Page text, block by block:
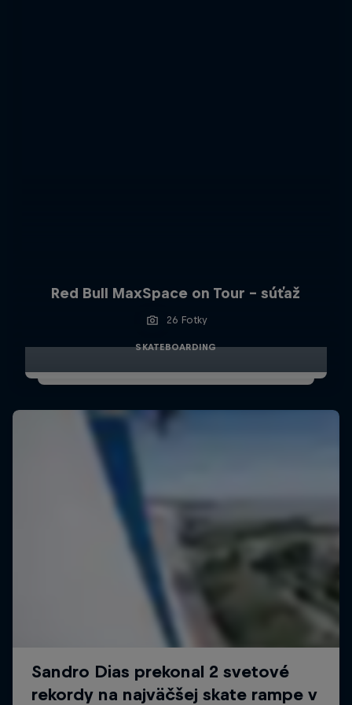
Red Bull MaxSpace on Tour - súťaž
26 Fotky
SKATEBOARDING